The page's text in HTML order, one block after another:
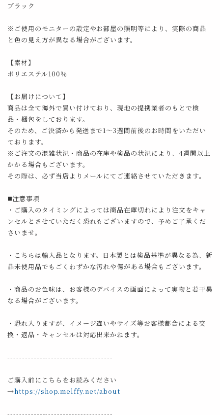
ブラック
※ご使用のモニターの設定やお部屋の照明等により、実際の商品
と色の見え方が異なる場合がございます。
【素材】
ポリエステル100％
【お届けについて】
商品は全て海外で買い付けており、現地の提携業者のもとで検
品・梱包をしております。
そのため、ご決済から発送まで1～3週間前後のお時間をいただい
ております。
※ご注文の混雑状況・商品の在庫や検品の状況により、4週間以上
かかる場合もございます。
その際は、必ず当店よりメールにてご連絡させていただきます。
◼️注意事項
・ご購入のタイミングによっては商品在庫切れにより注文をキャ
ンセルとさせていただく恐れもございますので、予めご了承くだ
さいませ。
・こちらは輸入品となります。日本製とは検品基準が異なる為、新
品未使用品でもごくわずかな汚れや傷がある場合もございます。
・商品のお色味は、お客様のデバイスの画面によって実物と若干異
なる場合がございます。
・恐れ入りますが、イメージ違いやサイズ等お客様都合による交
換・返品・キャンセルは対応出来かねます。
------------------------------------
ご購入前にこちらをお読みください
→https://shop.melffy.net/about